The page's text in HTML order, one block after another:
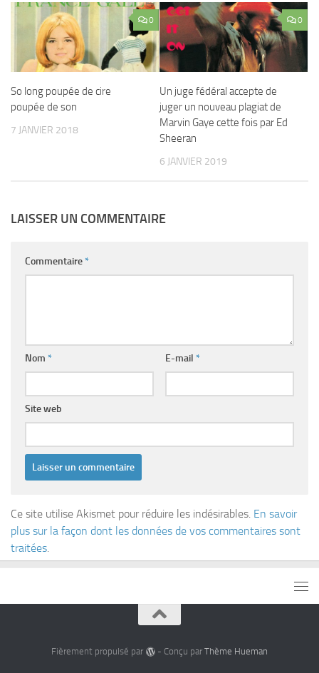
0
So long poupée de cire
poupée de son
7 JANVIER 2018
0
Un juge fédéral accepte de
juger un nouveau plagiat de
Marvin Gaye cette fois par Ed
Sheeran
6 JANVIER 2019
LAISSER UN COMMENTAIRE
Commentaire*
Nom * E-mail *
Site web
Ce site utilise Akismet pour réduire les indésirables. En savoir
plus sur la façon dont les données de vos commentaires sont
traitées.
Fièrement propulsé par - Conçu par Thème Hueman